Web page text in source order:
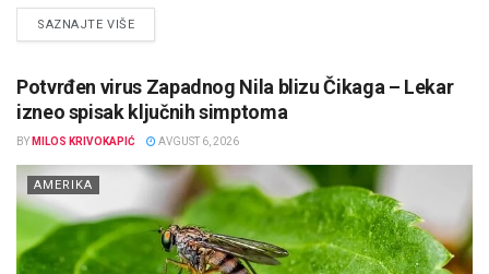
SAZNAJTE VIŠEDETAILS
Potvrđen virus Zapadnog Nila blizu Čikaga – Lekar
izneo spisak ključnih simptoma
BY MILOS KRIVOKAPIĆ AVGUST 6, 2026
AMERIKA